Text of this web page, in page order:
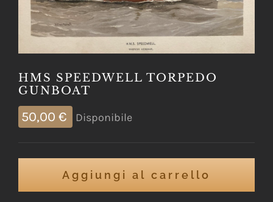
HMS SPEEDWELL TORPEDO
GUNBOAT
50,00 € Disponibile
Aggiungi al carrello